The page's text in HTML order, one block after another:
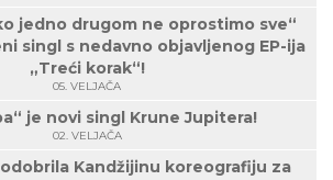
jedno drugom ne oprostimo sve“
singl s nedavno objavljenog EP-ija
„Treći korak“!
05. VELJAČA
je novi singl Krune Jupitera!
02. VELJAČA
Kandžijinu koreografiju za